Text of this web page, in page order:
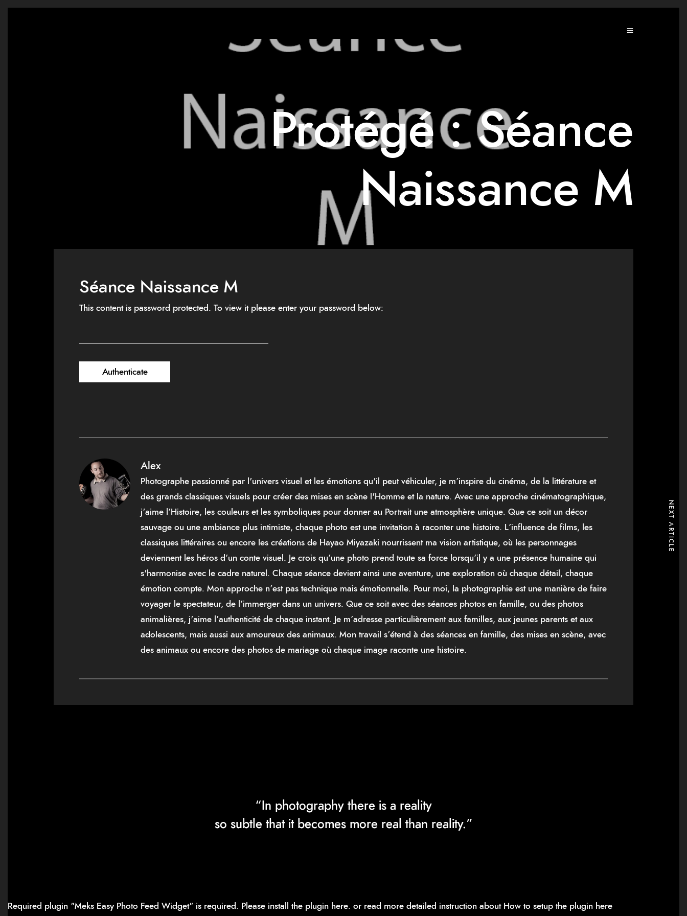
Protégé : Séance
Naissance M
Séance Naissance M
This content is password protected. To view it please enter your password below:
Alex
Photographe passionné par l'univers visuel et les émotions qu'il peut véhiculer, je m’inspire du cinéma, de la littérature et
des grands classiques visuels pour créer des mises en scène l'Homme et la nature. Avec une approche cinématographique,
j'aime l’Histoire, les couleurs et les symboliques pour donner au Portrait une atmosphère unique. Que ce soit un décor
sauvage ou une ambiance plus intimiste, chaque photo est une invitation à raconter une histoire. L’influence de films, les
classiques littéraires ou encore les créations de Hayao Miyazaki nourrissent ma vision artistique, où les personnages
deviennent les héros d’un conte visuel. Je crois qu’une photo prend toute sa force lorsqu’il y a une présence humaine qui
s'harmonise avec le cadre naturel. Chaque séance devient ainsi une aventure, une exploration où chaque détail, chaque
émotion compte. Mon approche n’est pas technique mais émotionnelle. Pour moi, la photographie est une manière de faire
voyager le spectateur, de l’immerger dans un univers. Que ce soit avec des séances photos en famille, ou des photos
animalières, j'aime l’authenticité de chaque instant. Je m’adresse particulièrement aux familles, aux jeunes parents et aux
adolescents, mais aussi aux amoureux des animaux. Mon travail s’étend à des séances en famille, des mises en scène, avec
des animaux ou encore des photos de mariage où chaque image raconte une histoire.
NEXT ARTICLE
“In photography there is a reality
so subtle that it becomes more real than reality.”
Required plugin "Meks Easy Photo Feed Widget" is required. Please install the plugin here. or read more detailed instruction about How to setup the plugin here